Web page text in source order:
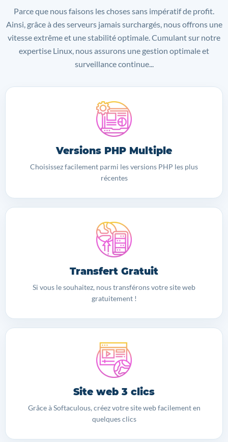
Parce que nous faisons les choses sans impératif de profit.
Ainsi, grâce à des serveurs jamais surchargés, nous offrons une
vitesse extrême et une stabilité optimale. Cumulant sur notre
expertise Linux, nous assurons une gestion optimale et
surveillance continue...
Versions PHP Multiple
Choisissez facilement parmi les versions PHP les plus
récentes
Transfert Gratuit
Si vous le souhaitez, nous transférons votre site web
gratuitement !
Site web 3 clics
Grâce à Softaculous, créez votre site web facilement en
quelques clics